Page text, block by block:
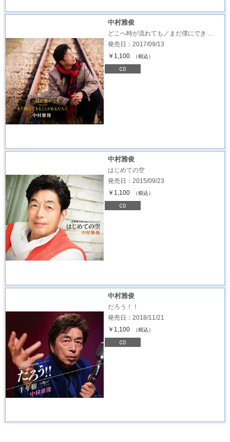
中村雅俊
どこへ時が流れても／まだ僕にでき …
発売日：2017/09/13
￥1,100
（税込）
中村雅俊
はじめての空
発売日：2015/09/23
￥1,100
（税込）
中村雅俊
だろう！！
発売日：2018/11/21
￥1,100
（税込）